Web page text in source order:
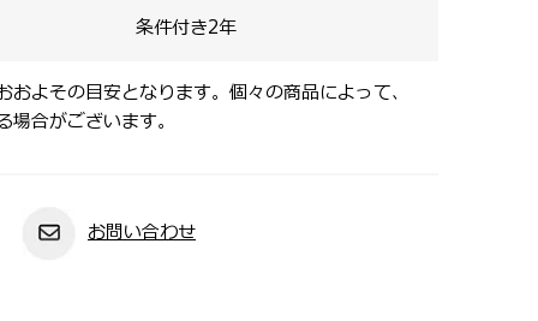
条件付き2年
およその目安となります。個々の商品によって、
合がございます。
お問い合わせ